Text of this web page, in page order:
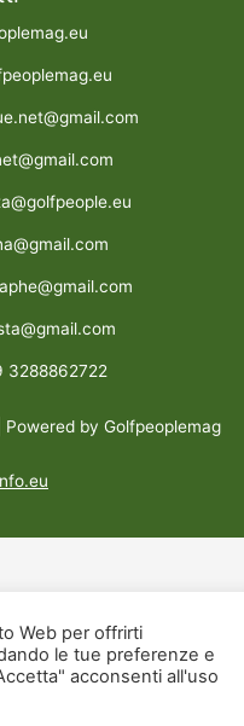
3288862722
by Golfpeoplemag
Web per offrirti
le tue preferenze e
acconsenti all'uso